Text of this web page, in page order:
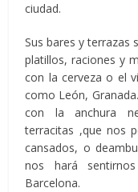
ciudad.
Sus bares y terrazas
platillos, raciones y
con la cerveza o el
como León,
con la anchura
terracitas ,que nos
cansados, o
nos hará
Barcelona.